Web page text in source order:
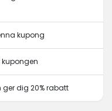
kupong
kupongen
dig 20% rabatt